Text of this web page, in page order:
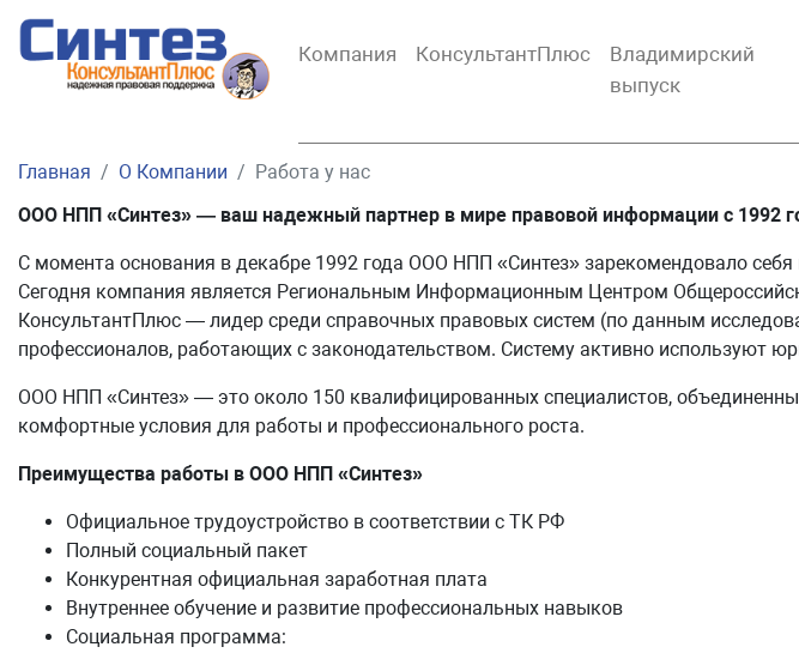
Компания КонсультантПлюс
Владимирский
выпуск
Главная О Компании
Работа у нас
ООО НПП «Синтез» — ваш надежный партнер в мире правовой информации с 1992
С момента основания в декабре 1992 года ООО НПП «Синтез» зарекомендовало
Сегодня компания является Региональным Информационным Центром
КонсультантПлюс — лидер среди справочных правовых систем (по данным
профессионалов, работающих с законодательством. Систему активно используют
ООО НПП «Синтез» — это около 150 квалифицированных специалистов,
комфортные условия для работы и профессионального роста.
Преимущества работы в ООО НПП «Синтез»
Официальное трудоустройство в соответствии с ТК РФ
Полный социальный пакет
Конкурентная официальная заработная плата
Внутреннее обучение и развитие профессиональных навыков
Социальная программа: